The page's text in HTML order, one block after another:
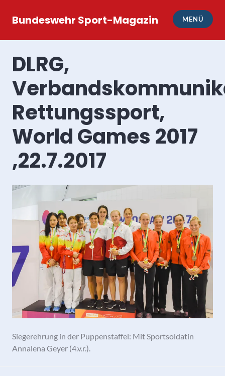
InhaltBundeswehr Sport-Magazin MENÜ
DLRG,
Rettungssport,
World Games 2017
,22.7.2017
Siegerehrung in der Puppenstaffel: Mit Sportsoldatin
Annalena Geyer (4.v.r.).